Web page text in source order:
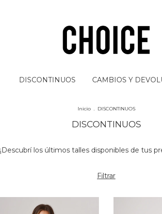
DISCONTINUOS CAMBIOS Y
Inicio . DISCONTINUOS
DISCONTINUOS
¡Descubrí los últimos talles disponibles de tus
Filtrar